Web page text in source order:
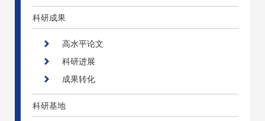
科研成果
高水平论文
科研进展
成果转化
科研基地